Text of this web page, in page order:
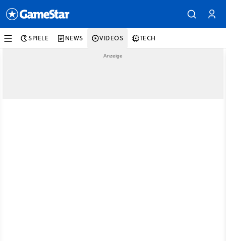
SPIELE NEWS VIDEOS TECH